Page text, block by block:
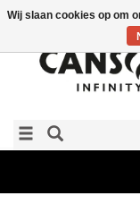
Wij slaan cookies op om